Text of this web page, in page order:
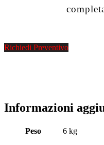
Richiedi Preventivo
Informazioni
Peso 6 kg